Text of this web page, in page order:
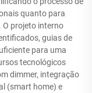
quanto para
O projeto interno
guias de
para uma
tecnológicos
dimmer, integração
(smart home) e